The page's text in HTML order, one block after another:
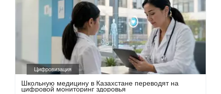
Цифровизация
Школьную медицину в Казахстане переводят на
цифровой мониторинг здоровья